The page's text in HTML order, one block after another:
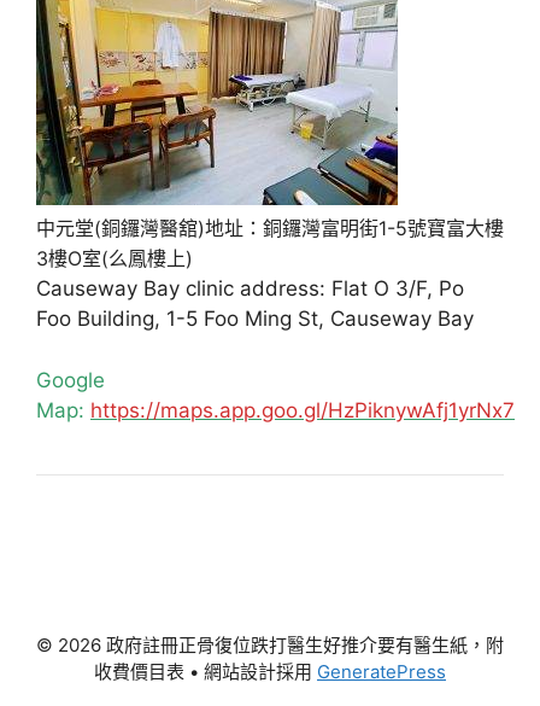
中元堂(銅鑼灣醫舘)地址：銅鑼灣富明街1-5號寶富大樓
3樓O室(么鳳樓上)
Causeway Bay clinic address: Flat O 3/F, Po
Foo Building, 1-5 Foo Ming St, Causeway Bay
Google
Map: https://maps.app.goo.gl/HzPiknywAfj1yrNx7
© 2026 政府註冊正骨復位跌打醫生好推介要有醫生紙，附
收費價目表 • 網站設計採用 GeneratePress